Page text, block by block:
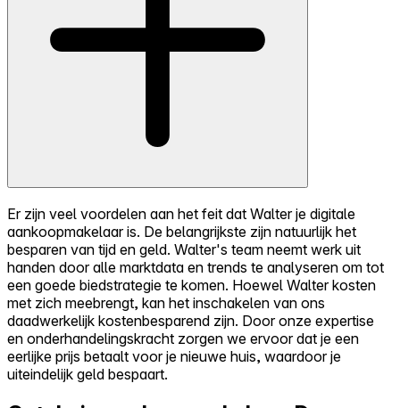
Er zijn veel voordelen aan het feit dat Walter je digitale
aankoopmakelaar is. De belangrijkste zijn natuurlijk het
besparen van tijd en geld. Walter's team neemt werk uit
handen door alle marktdata en trends te analyseren om tot
een goede biedstrategie te komen. Hoewel Walter kosten
met zich meebrengt, kan het inschakelen van ons
daadwerkelijk kostenbesparend zijn. Door onze expertise
en onderhandelingskracht zorgen we ervoor dat je een
eerlijke prijs betaalt voor je nieuwe huis, waardoor je
uiteindelijk geld bespaart.